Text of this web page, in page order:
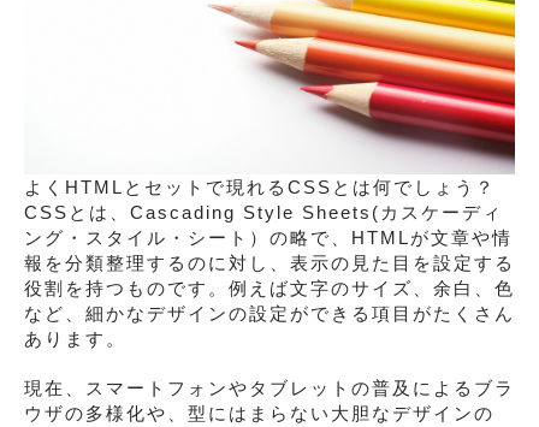
よくHTMLとセットで現れるCSSとは何でしょう？
CSSとは、Cascading Style Sheets(カスケーディ
ング・スタイル・シート）の略で、HTMLが文章や情
報を分類整理するのに対し、表示の見た目を設定する
役割を持つものです。例えば文字のサイズ、余白、色
など、細かなデザインの設定ができる項目がたくさん
あります。
現在、スマートフォンやタブレットの普及によるブラ
ウザの多様化や、型にはまらない大胆なデザインの